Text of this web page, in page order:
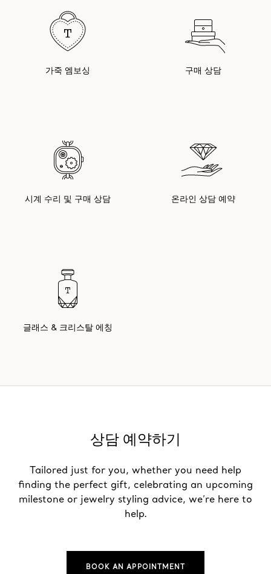
가죽 엠보싱 구매 상담
시계 수리 및 구매 상담 온라인 상담 예약
글래스 & 크리스탈 에칭
상담 예약하기
Tailored just for you, whether you need help
finding the perfect gift, celebrating an upcoming
milestone or jewelry styling advice, we’re here to
help.
BOOK AN APPOINTMENT